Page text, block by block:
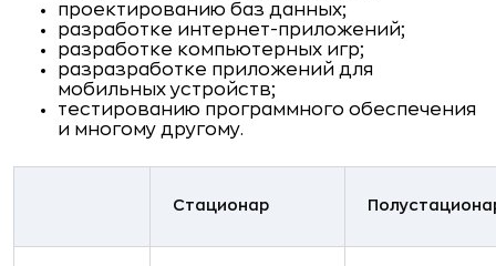
проектированию баз данных;
разработке интернет-приложений;
разработке компьютерных игр;
разразработке приложений для
мобильных устройств;
тестированию программного обеспечения
и многому другому.
Стационар